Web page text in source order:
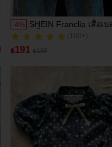
-4%
SHEIN Franclia เสื้อเบ
สีน้ำเงินลายทางน่ารัก แ
ระบาย เซ็กซี่ เปิดหลัง
(100+)
100+ ขายแล้ว
100+ ขายแล้ว
฿191